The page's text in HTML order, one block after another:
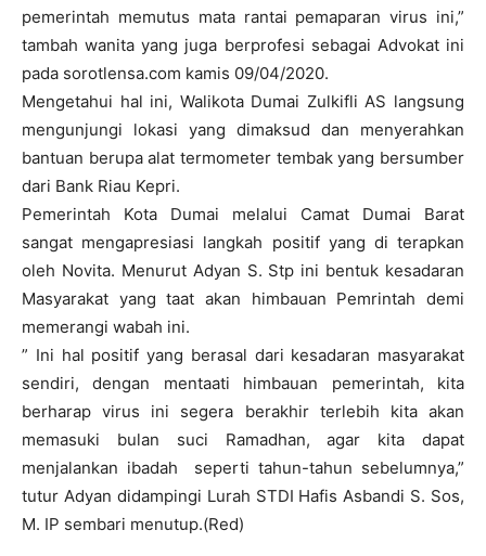
pemerintah memutus mata rantai pemaparan virus ini,”
tambah wanita yang juga berprofesi sebagai Advokat ini
pada sorotlensa.com kamis 09/04/2020.
Mengetahui hal ini, Walikota Dumai Zulkifli AS langsung
mengunjungi lokasi yang dimaksud dan menyerahkan
bantuan berupa alat termometer tembak yang bersumber
dari Bank Riau Kepri.
Pemerintah Kota Dumai melalui Camat Dumai Barat
sangat mengapresiasi langkah positif yang di terapkan
oleh Novita. Menurut Adyan S. Stp ini bentuk kesadaran
Masyarakat yang taat akan himbauan Pemrintah demi
memerangi wabah ini.
” Ini hal positif yang berasal dari kesadaran masyarakat
sendiri, dengan mentaati himbauan pemerintah, kita
berharap virus ini segera berakhir terlebih kita akan
memasuki bulan suci Ramadhan, agar kita dapat
menjalankan ibadah seperti tahun-tahun sebelumnya,”
tutur Adyan didampingi Lurah STDI Hafis Asbandi S. Sos,
M. IP sembari menutup.(Red)